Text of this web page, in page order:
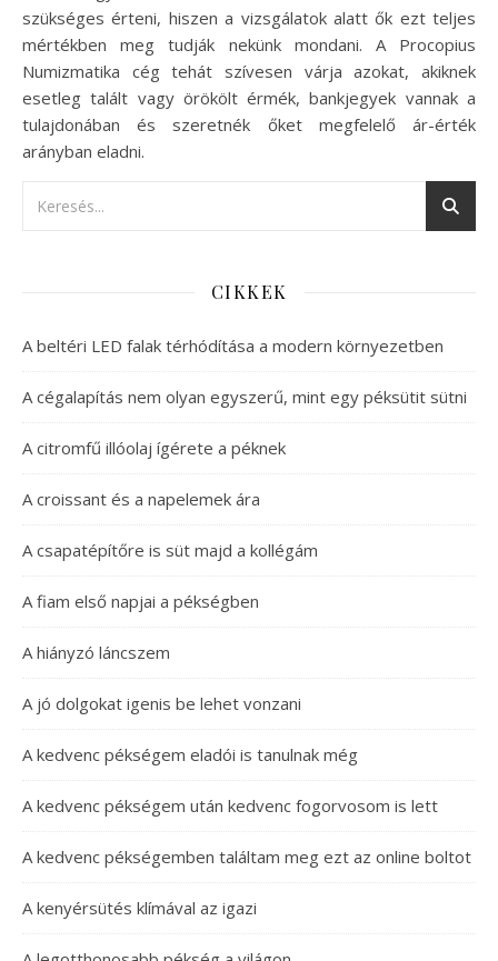
szükséges érteni, hiszen a vizsgálatok alatt ők ezt teljes
mértékben meg tudják nekünk mondani. A Procopius
Numizmatika cég tehát szívesen várja azokat, akiknek
esetleg talált vagy örökölt érmék, bankjegyek vannak a
tulajdonában és szeretnék őket megfelelő ár-érték
arányban eladni.
CIKKEK
A beltéri LED falak térhódítása a modern környezetben
A cégalapítás nem olyan egyszerű, mint egy péksütit sütni
A citromfű illóolaj ígérete a péknek
A croissant és a napelemek ára
A csapatépítőre is süt majd a kollégám
A fiam első napjai a pékségben
A hiányzó láncszem
A jó dolgokat igenis be lehet vonzani
A kedvenc pékségem eladói is tanulnak még
A kedvenc pékségem után kedvenc fogorvosom is lett
A kedvenc pékségemben találtam meg ezt az online boltot
A kenyérsütés klímával az igazi